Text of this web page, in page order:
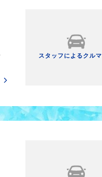
スタッフによるクル